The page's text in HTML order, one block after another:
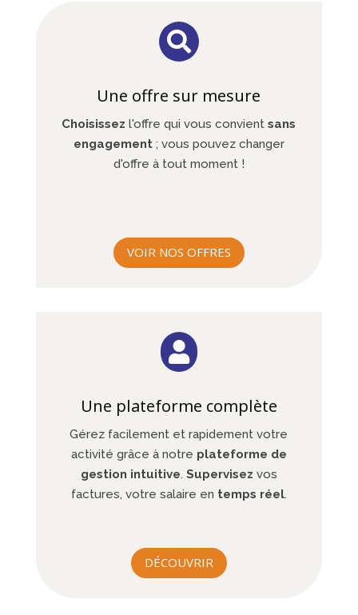

Une offre sur mesure
Choisissez l'offre qui vous convientsans
engagement; vous pouvez changer
d'offre à tout moment !
VOIR NOS OFFRES

Une plateforme complète
Gérez facilement et rapidement votre
activité grâce à notre plateforme de
gestion intuitive. Supervisez vos
factures, votre salaire en temps réel.
DÉCOUVRIR